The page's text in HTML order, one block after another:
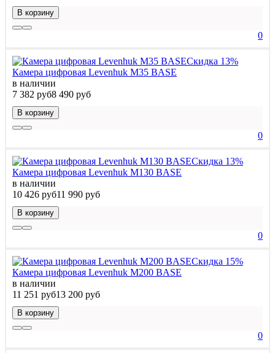
В корзину
0
Скидка 13%
Камера цифровая Levenhuk M35 BASE
в наличии
7 382 руб8 490 руб
В корзину
0
Скидка 13%
Камера цифровая Levenhuk M130 BASE
в наличии
10 426 руб11 990 руб
В корзину
0
Скидка 15%
Камера цифровая Levenhuk M200 BASE
в наличии
11 251 руб13 200 руб
В корзину
0